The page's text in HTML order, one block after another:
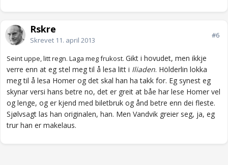
Rskre
Skrevet 11. april 2013
#6
Seint uppe, litt regn. Laga meg frukost. Gikt i hovudet, men ikkje
verre enn at eg stel meg til å lesa litt i Iliaden. Hölderlin lokka
meg til å lesa Homer og det skal han ha takk for. Eg synest eg
skynar versi hans betre no, det er greit at båe har lese Homer vel
og lenge, og er kjend med biletbruk og ånd betre enn dei fleste.
Sjølvsagt las han originalen, han. Men Vandvik greier seg, ja, eg
trur han er makelaus.